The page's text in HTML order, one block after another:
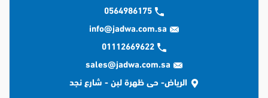
0564986175
info@jadwa.com.sa
01112669622
sales@jadwa.com.sa
الرياض- حى ظهرة لبن - شارع نجد